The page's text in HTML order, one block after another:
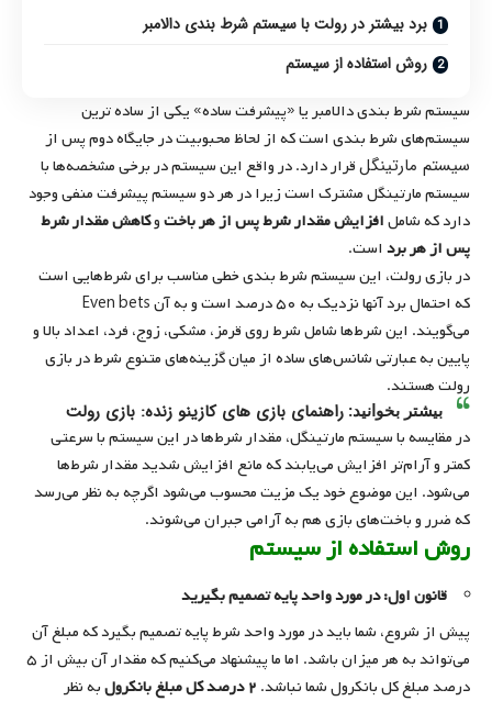
برد بیشتر در رولت با سیستم شرط بندی دالامبر
روش استفاده از سیستم
سیستم شرط بندی دالامبر یا «پیشرفت ساده» یکی از ساده ترین
سیستم‌های شرط بندی است که از لحاظ محبوبیت در جایگاه دوم پس از
سیستم مارتینگلقرار دارد. در واقع این سیستم در برخی مشخصه‌ها با
سیستم مارتینگل مشترک است زیرا در هر دو سیستم پیشرفت منفی وجود
دارد که شاملافزایش مقدار شرط پس از هر باختوکاهش مقدار شرط
پس از هر برد است.
در بازی رولت، این سیستم شرط بندی خطی مناسب برای شرط‌هایی است
که احتمال برد آنها نزدیک به ۵۰ درصد است و به آن Even bets
می‌گویند. این شرط‌ها شامل شرط روی قرمز، مشکی، زوج، فرد، اعداد بالا و
پایین به عبارتی شانس‌های ساده از میان گزینه‌های متنوع شرط در بازی
رولت هستند.
بیشتر بخوانید:راهنمای بازی های کازینو زنده: بازی رولت
در مقایسه با سیستم مارتینگل، مقدار شرط‌ها در این سیستم با سرعتی
کمتر و آرام‌تر افزایش می‌یابند که مانع افزایش شدید مقدار شرط‌ها
می‌شود. این موضوع خود یک مزیت محسوب می‌شود اگرچه به نظر می‌رسد
که ضرر و باخت‌های بازی هم به آرامی جبران می‌شوند.
روش استفاده از سیستم
قانون اول: در مورد واحد پایه تصمیم بگیرید
پیش از شروع، شما باید در مورد واحد شرط پایه تصمیم بگیرد که مبلغ آن
می‌تواند به هر میزان باشد. اما ما پیشنهاد می‌کنیم که مقدار آن بیش از ۵
درصد مبلغ کل بانکرول شما نباشد. ۲ درصد کل مبلغ بانکرول
به نظر